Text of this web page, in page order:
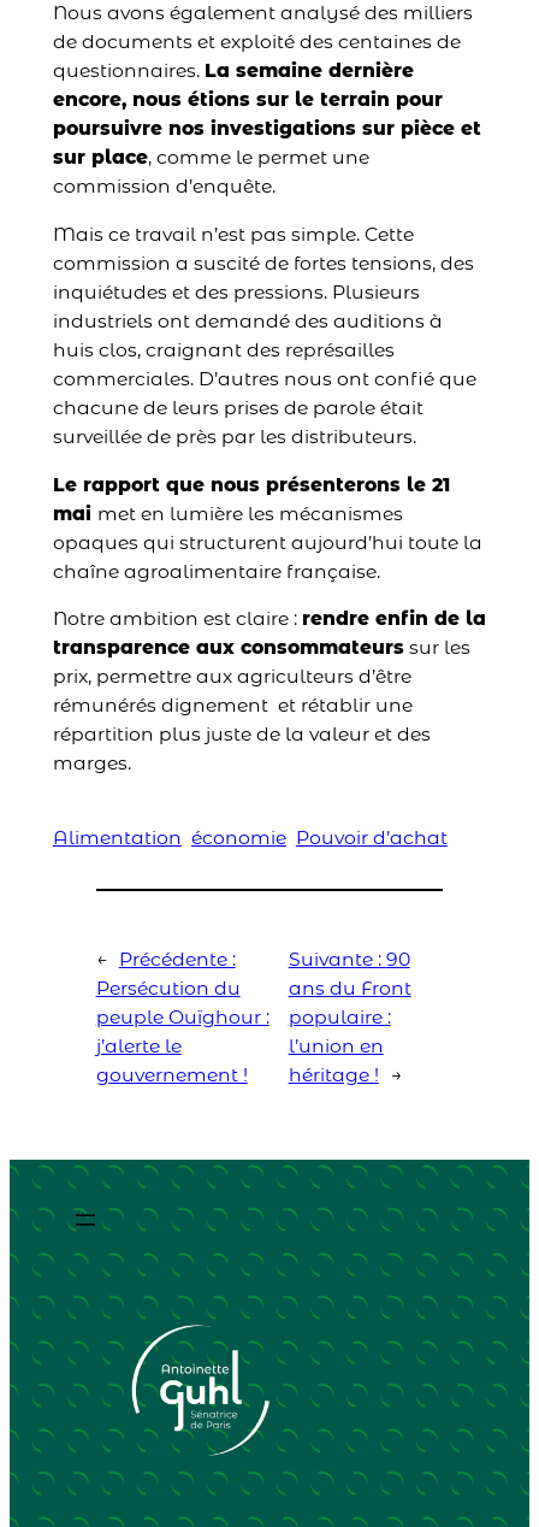
Nous avons également analysé des milliers
de documents et exploité des centaines de
questionnaires. La semaine dernière
encore, nous étions sur le terrain pour
poursuivre nos investigations sur pièce et
sur place, comme le permet une
commission d’enquête.
Mais ce travail n’est pas simple. Cette
commission a suscité de fortes tensions, des
inquiétudes et des pressions. Plusieurs
industriels ont demandé des auditions à
huis clos, craignant des représailles
commerciales. D’autres nous ont confié que
chacune de leurs prises de parole était
surveillée de près par les distributeurs.
Le rapport que nous présenterons le 21
mai met en lumière les mécanismes
opaques qui structurent aujourd’hui toute la
chaîne agroalimentaire française.
Notre ambition est claire : rendre enfin de la
transparence aux consommateurssur les
prix, permettre aux agriculteurs d’être
rémunérés dignement et rétablir une
répartition plus juste de la valeur et des
marges.
Alimentation économie Pouvoir d’achat
← Précédente :
Persécution du
peuple Ouïghour :
j’alerte le
gouvernement !
Suivante : 90
ans du Front
populaire :
l’union en
héritage !
→